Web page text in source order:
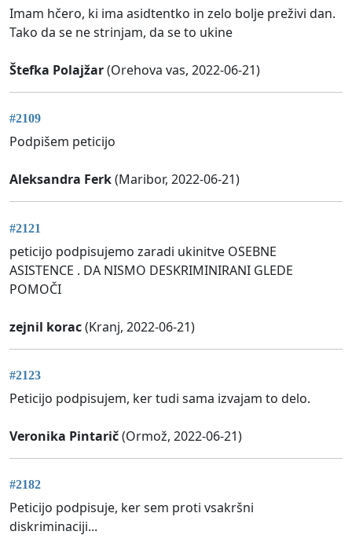
Imam hčero, ki ima asidtentko in zelo bolje preživi dan.
Tako da se ne strinjam, da se to ukine
Štefka Polajžar(Orehova vas, 2022-06-21)
#2109
Podpišem peticijo
Aleksandra Ferk(Maribor, 2022-06-21)
#2121
peticijo podpisujemo zaradi ukinitve OSEBNE
ASISTENCE . DA NISMO DESKRIMINIRANI GLEDE
POMOČI
zejnil korac(Kranj, 2022-06-21)
#2123
Peticijo podpisujem, ker tudi sama izvajam to delo.
Veronika Pintarič(Ormož, 2022-06-21)
#2182
Peticijo podpisuje, ker sem proti vsakršni
diskriminaciji...